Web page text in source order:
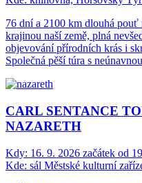
76 dní a 2100 km dlouhá
krajinou naší země, plná
objevování přírodních krás i
Společná pěší túra s
CARL SENTANCE
NAZARETH
Kdy: 16. 9. 2026 začátek od
Kde: sál Městské kulturní